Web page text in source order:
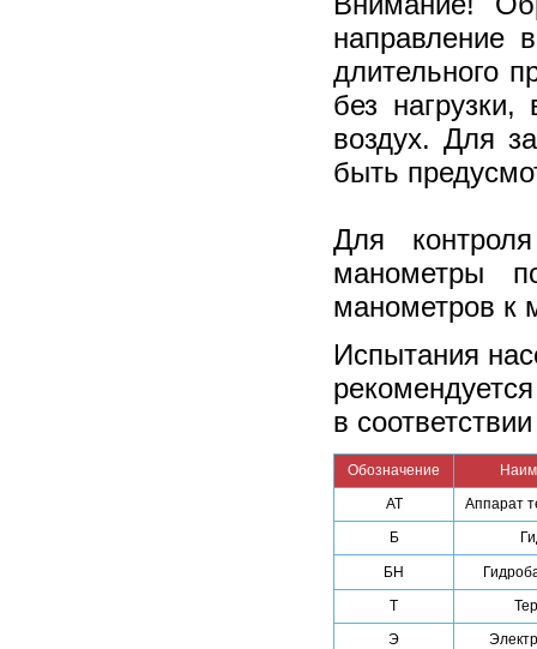
направление
длительного
без
воздух. Для
быть
Для
манометры
манометров к
Испытания
в
Обозначение
АТ
Аппарат
Б
БН
Т
Э